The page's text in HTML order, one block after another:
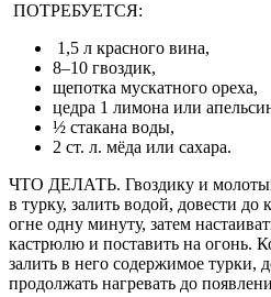
ПОТРЕБУЕТСЯ:
1,5 л красного вина,
8–10 гвоздик,
щепотка мускатного ореха,
цедра 1 лимона или
½ стакана воды,
2 ст. л. мёда или сахара.
ЧТО ДЕЛАТЬ. Гвоздику и
в турку, залить водой, довести до
огне одну минуту, затем
кастрюлю и поставить на огонь.
залить в него содержимое турки,
продолжать нагревать до